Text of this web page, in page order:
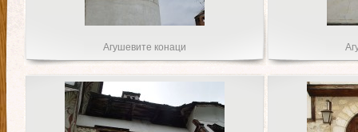
Агушевите конаци